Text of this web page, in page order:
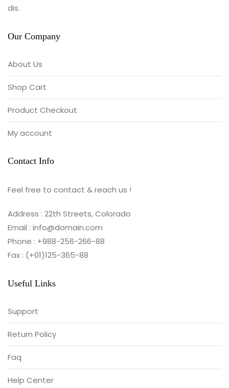
dis.
Our Company
About Us
Shop Cart
Product Checkout
My account
Contact Info
Feel free to contact & reach us !
Address : 22th Streets, Colorado
Email : info@domain.com
Phone : +988-256-266-88
Fax : (+01)125-365-88
Useful Links
Support
Return Policy
Faq
Help Center